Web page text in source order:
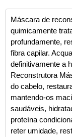
Máscara de
quimicamente
profundamente,
fibra capilar.
definitivamente a
Reconstrutora
do cabelo,
mantendo-os
saudáveis,
proteína
reter umidade,